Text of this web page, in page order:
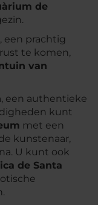
de
, een prachtig
te komen,
van
, een authentieke
kunt
met een
kunstenaar,
U kunt ook
de Santa